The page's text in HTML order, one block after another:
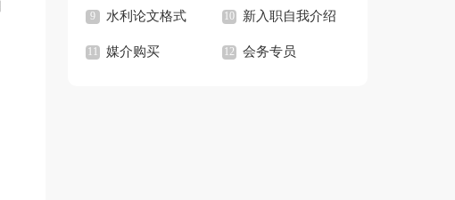
内容 总结
水利论文格式 新入职自我介绍
范文
媒介购买 会务专员